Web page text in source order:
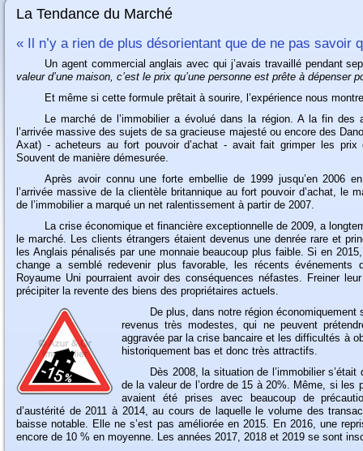
La Tendance du Marché
« Il n’y a rien de plus désorientant que de ne pas savoir
Un agent commercial anglais avec qui j’avais travaillé pendant
valeur d’une maison, c’est le prix qu’une personne est prête à dépenser
Et même si cette formule prêtait à sourire, l’expérience nous
Le marché de l’immobilier a évolué dans la région. A la fin des
l’arrivée massive des sujets de sa gracieuse majesté ou encore des
Axat) - acheteurs au fort pouvoir d’achat - avait fait grimper les prix
Souvent de manière démesurée.
Après avoir connu une forte embellie de 1999 jusqu’en 2006
l’arrivée massive de la clientèle britannique au fort pouvoir d’achat, le
de l’immobilier a marqué un net ralentissement à partir de 2007.
Lacrise économique et financière exceptionnelle de 2009, a
le marché. Les clients étrangers étaient devenus une denrée rare et
les Anglais pénalisés par une monnaie beaucoup plus faible. Si en
change a semblé redevenir plus favorable, les récents événements
Royaume Uni pourraient avoir des conséquences néfastes. Freiner
précipiter la revente des biens des propriétaires actuels.
De plus, dans notre région
revenus très modestes, qui ne peuvent
aggravée par la crise bancaire et les difficultés à
historiquement bas et donc très attractifs.
Dès 2008, la situation de l’immobilier
de la valeur de l’ordre de 15 à 20%. Même, si les
avaient été prises avec beaucoup de
d’austérité de 2011 à 2014, au cours de laquelle le volume des
baisse notable. Elle ne s’est pas améliorée en 2015. En 2016, une
encore de 10 % en moyenne. Les années 2017, 2018 et 2019 se sont